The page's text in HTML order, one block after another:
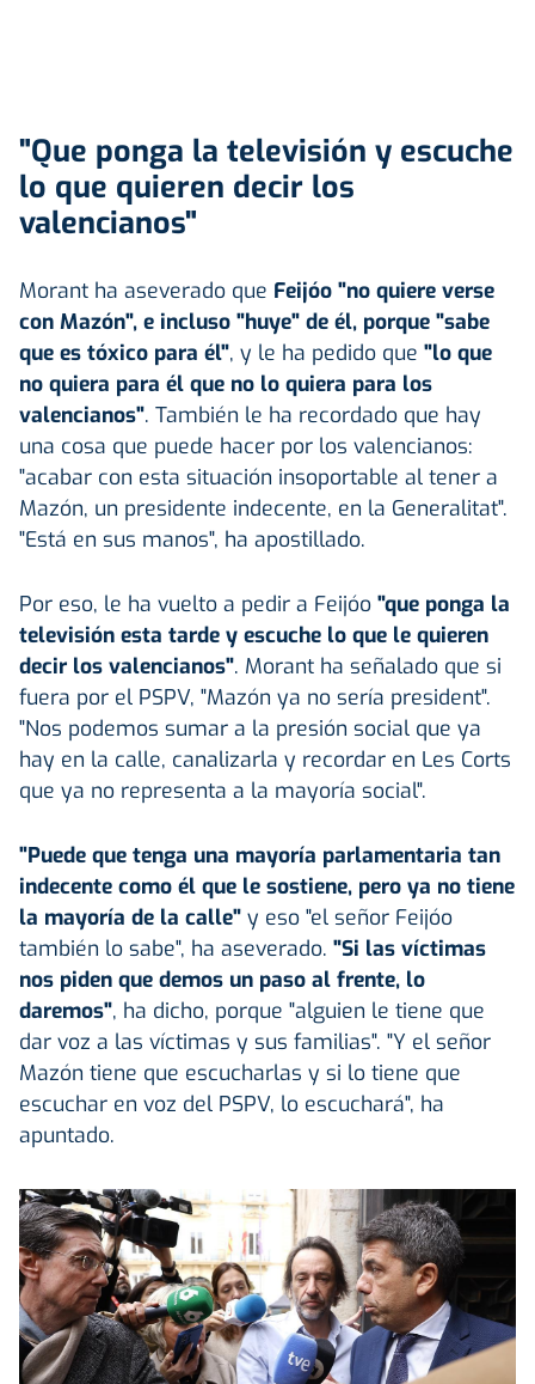
"Que ponga la televisión y escuche
lo que quieren decir los
valencianos"
Morant ha aseverado que Feijóo "no quiere verse
con Mazón", e incluso "huye" de él, porque "sabe
que es tóxico para él", y le ha pedido que "lo que
no quiera para él que no lo quiera para los
valencianos". También le ha recordado que hay
una cosa que puede hacer por los valencianos:
"acabar con esta situación insoportable al tener a
Mazón, un presidente indecente, en la Generalitat".
"Está en sus manos", ha apostillado.
Por eso, le ha vuelto a pedir a Feijóo "que ponga la
televisión esta tarde y escuche lo que le quieren
decir los valencianos". Morant ha señalado que si
fuera por el PSPV, "Mazón ya no sería president".
"Nos podemos sumar a la presión social que ya
hay en la calle, canalizarla y recordar en Les Corts
que ya no representa a la mayoría social".
"Puede que tenga una mayoría parlamentaria tan
indecente como él que le sostiene, pero ya no tiene
la mayoría de la calle" y eso "el señor Feijóo
también lo sabe", ha aseverado. "Si las víctimas
nos piden que demos un paso al frente, lo
daremos", ha dicho, porque "alguien le tiene que
dar voz a las víctimas y sus familias". "Y el señor
Mazón tiene que escucharlas y si lo tiene que
escuchar en voz del PSPV, lo escuchará", ha
apuntado.